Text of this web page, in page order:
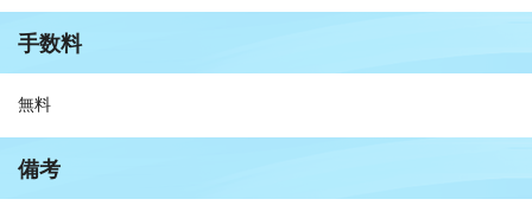
手数料
無料
備考